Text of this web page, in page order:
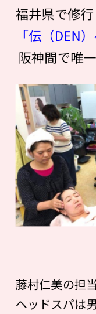
福井県で修行
「伝（DEN
阪神間で唯
藤村仁美の担
ヘッドスパは